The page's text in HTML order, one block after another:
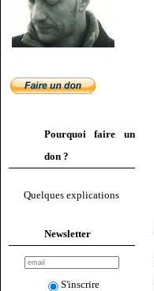
Pourquoi faire un
don ?
Quelques explications
Newsletter
S'inscrire